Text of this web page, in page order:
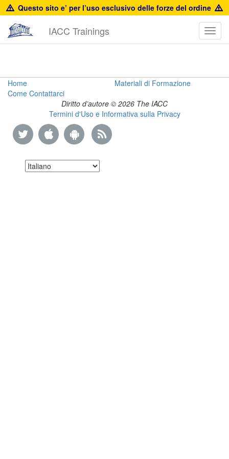
Questo sito e’ per l’uso esclusivo delle forze del ordine
IACC Trainings
US
Customs
Presentation
Home
Materiali di Formazione
Come Contattarci
Diritto d’autore © 2026 The IACC
Termini d'Uso e Informativa sulla Privacy